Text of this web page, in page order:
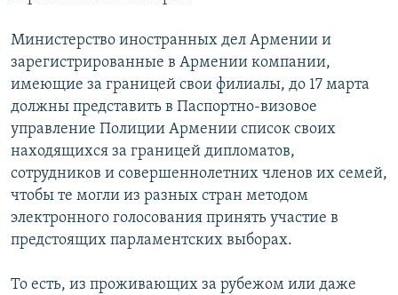
Министерство иностранных дел Армении и
зарегистрированные в Армении компании,
имеющие за границей свои филиалы, до 17 марта
должны представить в Паспортно-визовое
управление Полиции Армении список своих
находящихся за границей дипломатов,
сотрудников и совершеннолетних членов их семей,
чтобы те могли из разных стран методом
электронного голосования принять участие в
предстоящих парламентских выборах.
То есть, из проживающих за рубежом или даже